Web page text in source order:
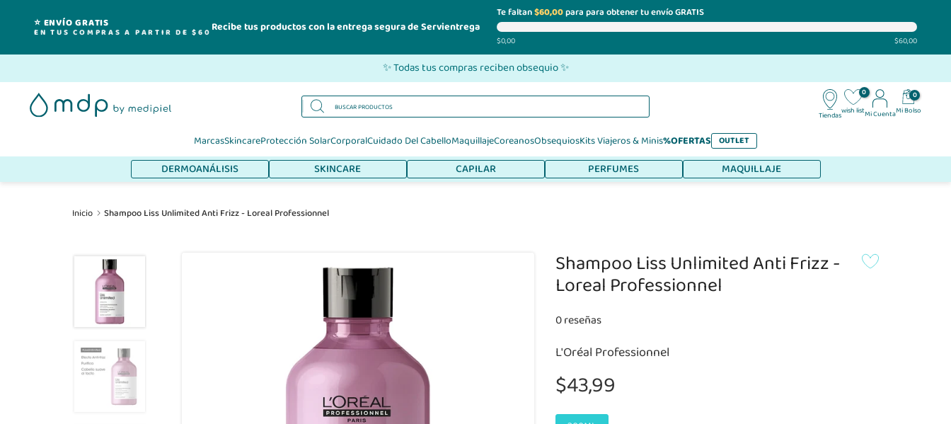
⭐ ENVÍO GRATIS
EN TUS COMPRAS A PARTIR DE $60 Recibe tus productos con la entrega segura de Servientrega
Te faltan$60,00para para obtener tu envío GRATIS
$0,00 $60,00
al
contenido
✨ Todas tus compras reciben obsequio ✨
Tiendas
0
wish listMi Cuenta
0
Mi Bolso
MarcasSkincareProtección SolarCorporalCuidado Del CabelloMaquillajeCoreanosObsequiosKits Viajeros & Minis%OFERTAS OUTLET
DERMOANÁLISIS SKINCARE CAPILAR PERFUMES MAQUILLAJE
Inicio Shampoo Liss Unlimited Anti Frizz - Loreal Professionnel
Shampoo Liss Unlimited Anti Frizz -
Loreal Professionnel
0 reseñas
L'Oréal Professionnel
$43,99